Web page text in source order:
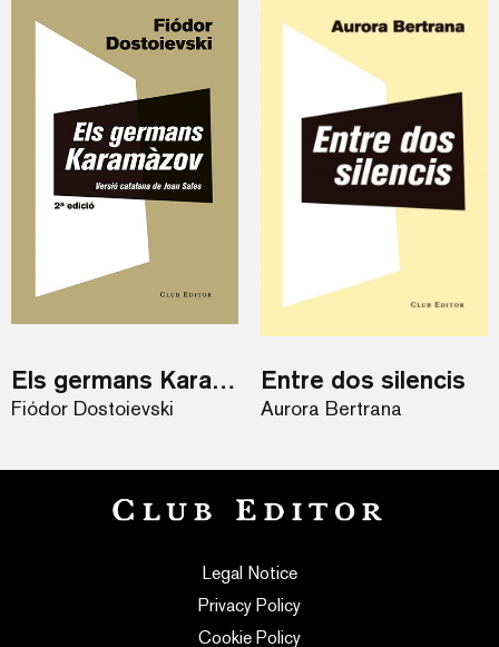
Els germans Karamàzov
Fiódor Dostoievski
Entre dos silencis
Aurora Bertrana
Legal Notice
Privacy Policy
Cookie Policy